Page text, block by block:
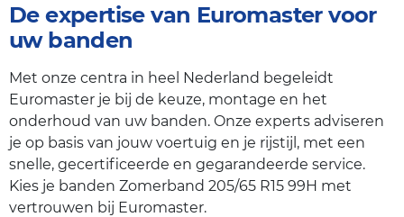
De expertise van Euromaster voor
uw banden
Met onze centra in heel Nederland begeleidt
Euromaster je bij de keuze, montage en het
onderhoud van uw banden. Onze experts adviseren
je op basis van jouw voertuig en je rijstijl, met een
snelle, gecertificeerde en gegarandeerde service.
Kies je banden Zomerband 205/65 R15 99H met
vertrouwen bij Euromaster.